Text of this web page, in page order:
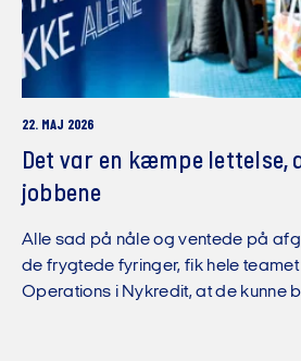
22. MAJ 2026
Det var en kæmpe lettelse,
jobbene
Alle sad på nåle og ventede på
de frygtede fyringer, fik hele
Operations i Nykredit, at de kunne